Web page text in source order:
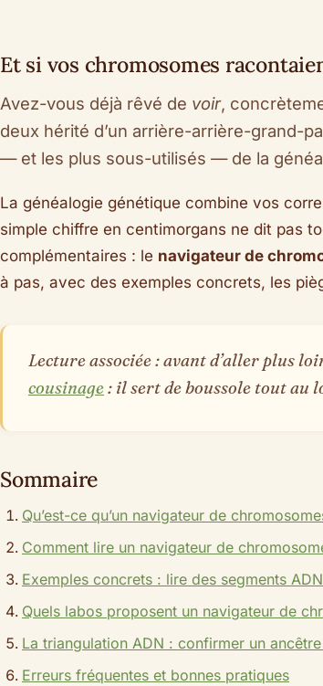
Et si vos chromosomes
Avez-vous déjà rêvé de voir,
deux hérité d’un arrière-arrière-grand-
— et les plus sous-utilisés — de la
La généalogie génétique combine vos
simple chiffre en centimorgans ne dit pas
complémentaires : le navigateur de
à pas, avec des exemples concrets, les
Lecture associée :avant d’aller plus
cousinage: il sert de boussole tout au
Sommaire
Qu’est-ce qu’un navigateur de
Comment lire un navigateur de
Exemples concrets : lire des segments
Quels labos proposent un navigateur de
La triangulation ADN : confirmer un
Erreurs fréquentes et bonnes pratiques